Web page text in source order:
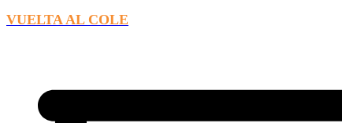
VUELTA AL COLE